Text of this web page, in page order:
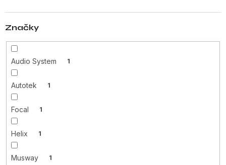
Značky
Audio System 1
Autotek 1
Focal 1
Helix 1
Musway 1